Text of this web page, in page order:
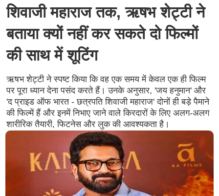
शिवाजी महाराज तक, ऋषभ शेट्टी ने
बताया क्यों नहीं कर सकते दो फिल्मों
की साथ में शूटिंग
ऋषभ शेट्टी ने स्पष्ट किया कि वह एक समय में केवल एक ही फिल्म
पर पूरा ध्यान देना पसंद करते हैं। उनके अनुसार, 'जय हनुमान' और
'द प्राइड ऑफ भारत - छत्रपति शिवाजी महाराज' दोनों ही बड़े पैमाने
की फिल्में हैं और इनमें निभाए जाने वाले किरदारों के लिए अलग-अलग
शारीरिक तैयारी, फिटनेस और लुक की आवश्यकता है।